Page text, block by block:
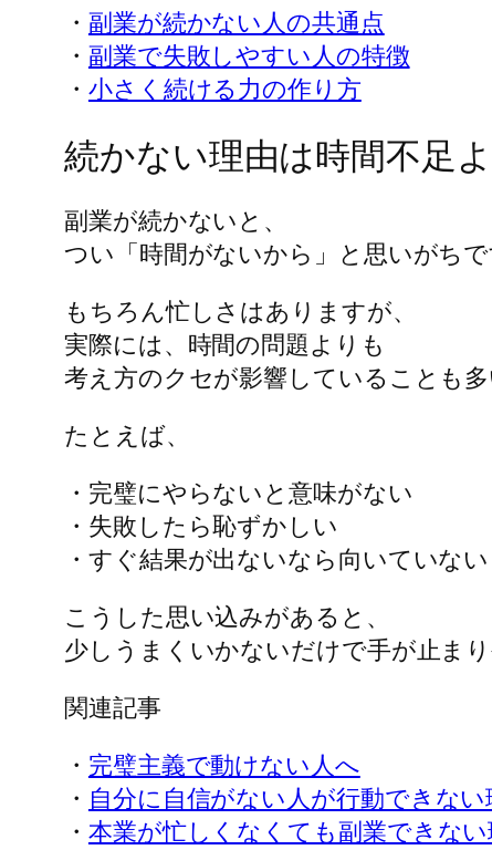
・ 副業が続かない人の共通点
・ 副業で失敗しやすい人の特徴
・ 小さく続ける力の作り方
続かない理由は時間不足
副業が続かないと、
つい「時間がないから」と思いがちで
もちろん忙しさはありますが、
実際には、時間の問題よりも
考え方のクセが影響していることも多
たとえば、
・完璧にやらないと意味がない
・失敗したら恥ずかしい
・すぐ結果が出ないなら向いていない
こうした思い込みがあると、
少しうまくいかないだけで手が止まり
関連記事
・ 完璧主義で動けない人へ
・ 自分に自信がない人が行動できない
・ 本業が忙しくなくても副業できない